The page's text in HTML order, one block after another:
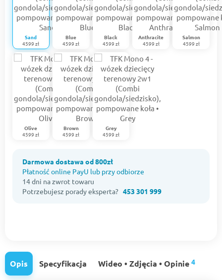
Sand
4599 zł
Blue
4599 zł
Black
4599 zł
Anthracite
4599 zł
Salmon
4599 zł
Olive
4599 zł
Brown
4599 zł
Grey
4599 zł
Darmowa dostawa od 800zł
Płatność online PayU lub przy odbiorze
14 dni na zwrot towaru
Potrzebujesz porady eksperta? 453 301 999
Opis Specyfikacja Wideo • Zdjęcia • Opinie 4